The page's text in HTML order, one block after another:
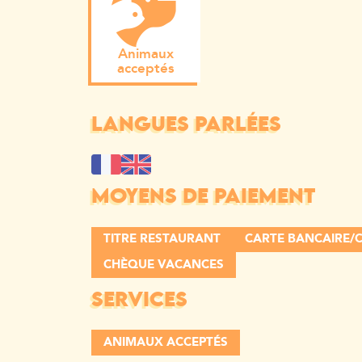
Animaux
acceptés
LANGUES PARLÉES
MOYENS DE PAIEMENT
TITRE RESTAURANT
CARTE BANCAIRE/
CHÈQUE VACANCES
SERVICES
ANIMAUX ACCEPTÉS